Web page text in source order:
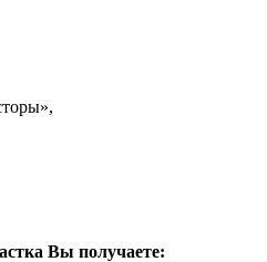
Вы получаете: